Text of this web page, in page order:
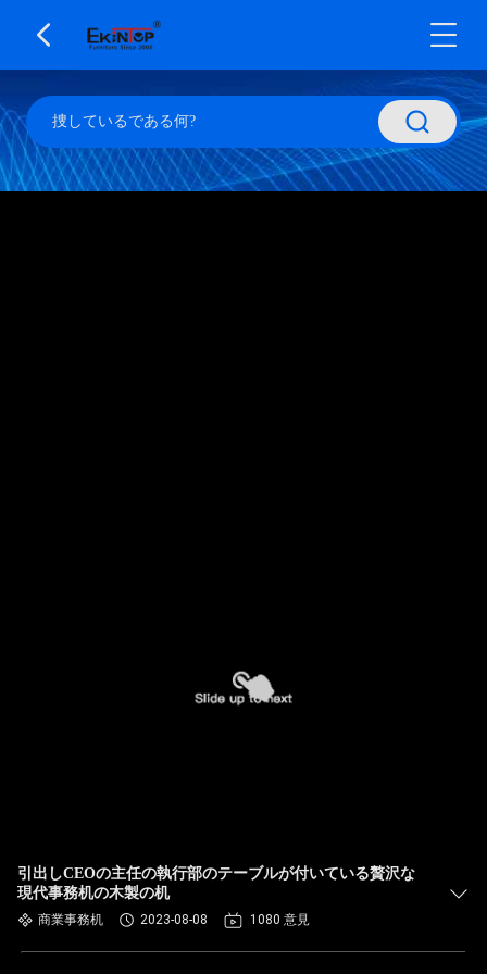
引出しCEOの主任の執行部のテーブルが付いている贅沢な
現代事務机の木製の机
商業事務机 2023-08-08 1080 意見